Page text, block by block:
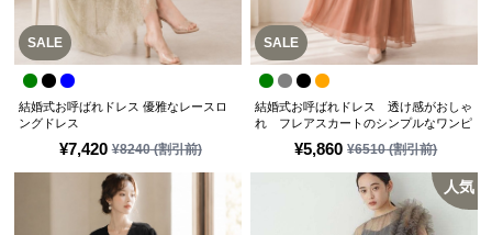
SALE
¥7,420 ¥8240(割引前)
結婚式お呼ばれドレス 優雅なレースロ
ングドレス
SALE
¥5,860 ¥6510(割引前)
結婚式お呼ばれドレス 透け感がおしゃ
れ フレアスカートのシンプルなワンピ
人気